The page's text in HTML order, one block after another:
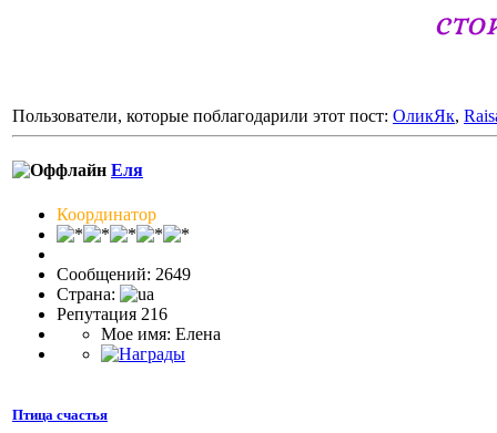
Пользователи, которые поблагодарили этот пост: ОликЯк,
Еля
Координатор
Сообщений: 2649
Страна:
Репутация 216
Мое имя: Елена
Птица счастья